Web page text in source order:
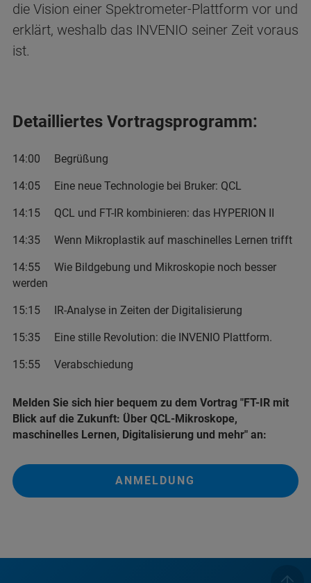
die Vision einer Spektrometer-Plattform vor und
erklärt, weshalb das INVENIO seiner Zeit voraus
ist.
Detailliertes Vortragsprogramm:
14:00 Begrüßung
14:05 Eine neue Technologie bei Bruker: QCL
14:15 QCL und FT-IR kombinieren: das HYPERION II
14:35 Wenn Mikroplastik auf maschinelles Lernen trifft
14:55 Wie Bildgebung und Mikroskopie noch besser
werden
15:15 IR-Analyse in Zeiten der Digitalisierung
15:35 Eine stille Revolution: die INVENIO Plattform.
15:55 Verabschiedung
Melden Sie sich hier bequem zu dem Vortrag "FT-IR mit
Blick auf die Zukunft: Über QCL-Mikroskope,
maschinelles Lernen, Digitalisierung und mehr" an:
ANMELDUNG